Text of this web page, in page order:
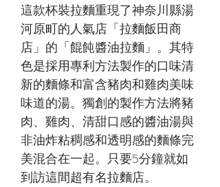
這款杯裝拉麵重現了神奈川縣湯
河原町的人氣店「拉麵飯田商
店」的「餛飩醬油拉麵」。其特
色是採用專利方法製作的口味清
新的麵條和富含豬肉和雞肉美味
味道的湯。獨創的製作方法將豬
肉、雞肉、清甜口感的醬油湯與
非油炸粘稠感和透明感的麵條完
美混合在一起。只要5分鐘就如
到訪這間超有名拉麵店。